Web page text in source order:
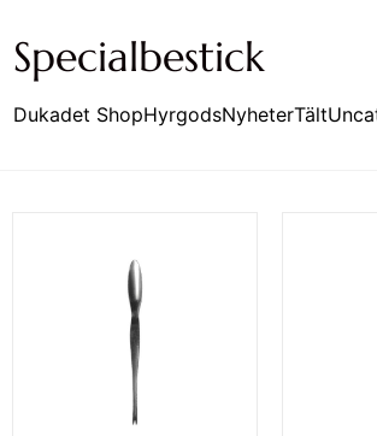
Specialbestick
Dukadet ShopHyrgodsNyheterTält